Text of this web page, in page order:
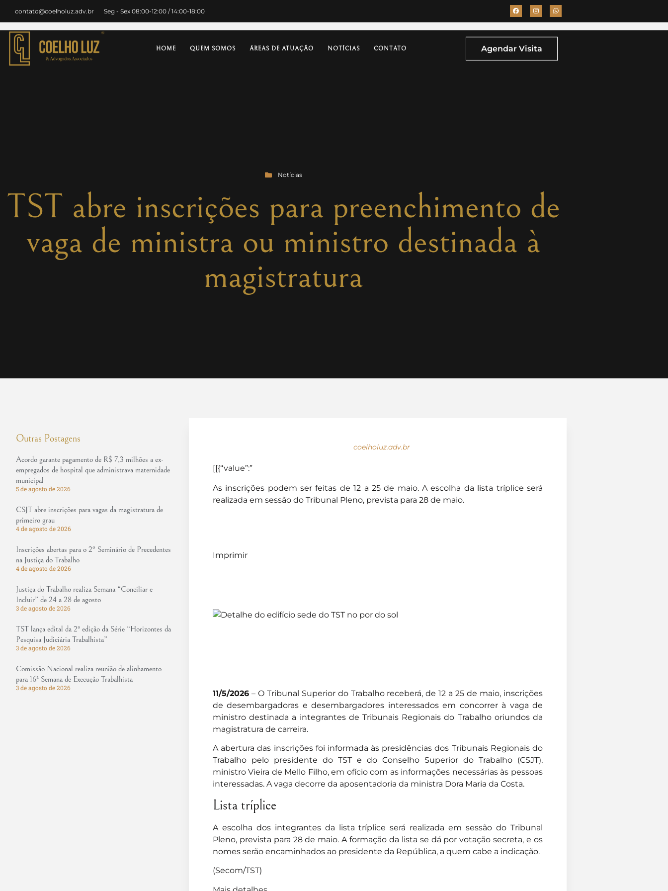
contato@coelholuz.adv.br Seg - Sex 08:00-12:00 / 14:00-18:00
HOME QUEM SOMOS ÁREAS DE ATUAÇÃO NOTÍCIAS CONTATO Agendar Visita
Notícias
TST abre inscrições para preenchimento de
vaga de ministra ou ministro destinada à
magistratura
Outras Postagens
Acordo garante pagamento de R$ 7,3 milhões a ex-
empregados de hospital que administrava maternidade
municipal
5 de agosto de 2026
CSJT abre inscrições para vagas da magistratura de
primeiro grau
4 de agosto de 2026
Inscrições abertas para o 2º Seminário de Precedentes
na Justiça do Trabalho
4 de agosto de 2026
Justiça do Trabalho realiza Semana “Conciliar e
Incluir” de 24 a 28 de agosto
3 de agosto de 2026
TST lança edital da 2ª edição da Série “Horizontes da
Pesquisa Judiciária Trabalhista”
3 de agosto de 2026
Comissão Nacional realiza reunião de alinhamento
para 16ª Semana de Execução Trabalhista
3 de agosto de 2026
coelholuz.adv.br
[[{“value”:”
As inscrições podem ser feitas de 12 a 25 de maio. A escolha da lista tríplice será
realizada em sessão do Tribunal Pleno, prevista para 28 de maio.
Imprimir
11/5/2026– O Tribunal Superior do Trabalho receberá, de 12 a 25 de maio, inscrições
de desembargadoras e desembargadores interessados em concorrer à vaga de
ministro destinada a integrantes de Tribunais Regionais do Trabalho oriundos da
magistratura de carreira.
A abertura das inscrições foi informada às presidências dos Tribunais Regionais do
Trabalho pelo presidente do TST e do Conselho Superior do Trabalho (CSJT),
ministro Vieira de Mello Filho, em ofício com as informações necessárias às pessoas
interessadas. A vaga decorre da aposentadoria da ministra Dora Maria da Costa.
Lista tríplice
A escolha dos integrantes da lista tríplice será realizada em sessão do Tribunal
Pleno, prevista para 28 de maio. A formação da lista se dá por votação secreta, e os
nomes serão encaminhados ao presidente da República, a quem cabe a indicação.
(Secom/TST)